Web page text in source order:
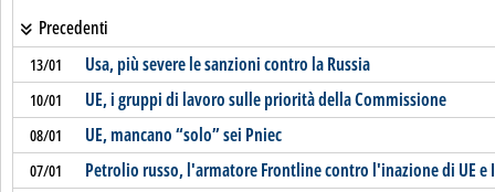
Precedenti
13/01 Usa, più severe le sanzioni contro la Russia
10/01 UE, i gruppi di lavoro sulle priorità della Commissione
08/01 UE, mancano “solo” sei Pniec
07/01 Petrolio russo, l'armatore Frontline contro l'inazione di UE e